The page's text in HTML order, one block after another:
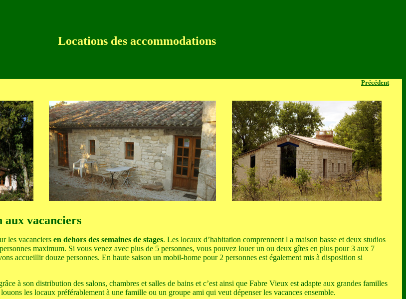
Locations des accommodations
Précédent
vacanciers
les vacanciers en dehors des semaines de stages. Les locaux d’habitation comprennent l a maison basse et deux studios
maximum. Si vous venez avec plus de 5 personnes, vous pouvez louer un ou deux gîtes en plus pour 3 aux 7
accueillir douze personnes. En haute saison un mobil-home pour 2 personnes est également mis à disposition si
à son distribution des salons, chambres et salles de bains et c’est ainsi que Fabre Vieux est adapte aux grandes familles
les locaux préférablement à une famille ou un groupe ami qui veut dépenser les vacances ensemble.